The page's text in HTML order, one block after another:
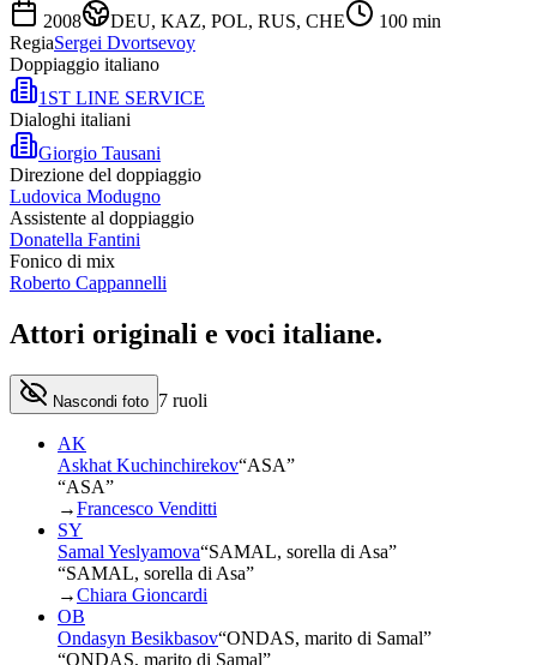
2008
DEU, KAZ, POL, RUS, CHE 100 min
RegiaSergei Dvortsevoy
Doppiaggio italiano
1ST LINE SERVICE
Dialoghi italiani
Giorgio Tausani
Direzione del doppiaggio
Ludovica Modugno
Assistente al doppiaggio
Donatella Fantini
Fonico di mix
Roberto Cappannelli
Attori originali e voci italiane.
Nascondi foto 7 ruoli
AK
Askhat Kuchinchirekov“ASA”
“ASA”
→Francesco Venditti
SY
Samal Yeslyamova“SAMAL, sorella di Asa”
“SAMAL, sorella di Asa”
→Chiara Gioncardi
OB
Ondasyn Besikbasov“ONDAS, marito di Samal”
“ONDAS, marito di Samal”